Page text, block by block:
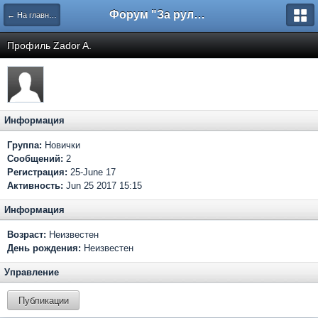
← На главную Форум "За рулем"
Профиль Zador A.
Информация
Группа: Новички
Сообщений: 2
Регистрация: 25-June 17
Активность: Jun 25 2017 15:15
Информация
Возраст: Неизвестен
День рождения: Неизвестен
Управление
Публикации